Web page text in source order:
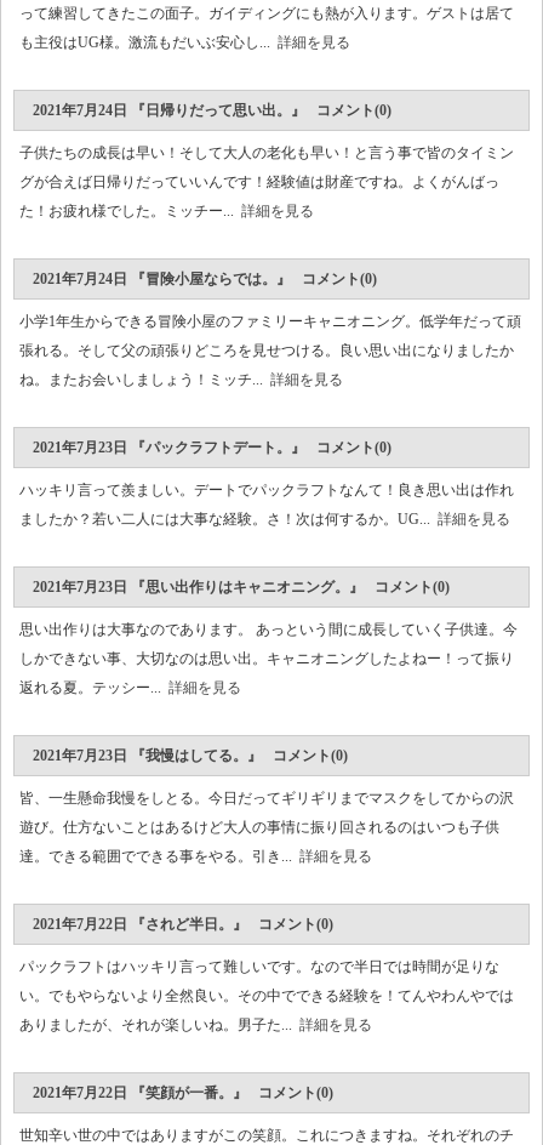
って練習してきたこの面子。ガイディングにも熱が入ります。ゲストは居て
も主役はUG様。激流もだいぶ安心し... 詳細を見る
2021年7月24日 『日帰りだって思い出。』 コメント(0)
子供たちの成長は早い！そして大人の老化も早い！と言う事で皆のタイミン
グが合えば日帰りだっていいんです！経験値は財産ですね。よくがんばっ
た！お疲れ様でした。ミッチー... 詳細を見る
2021年7月24日 『冒険小屋ならでは。』 コメント(0)
小学1年生からできる冒険小屋のファミリーキャニオニング。低学年だって頑
張れる。そして父の頑張りどころを見せつける。良い思い出になりましたか
ね。またお会いしましょう！ミッチ... 詳細を見る
2021年7月23日 『パックラフトデート。』 コメント(0)
ハッキリ言って羨ましい。デートでパックラフトなんて！良き思い出は作れ
ましたか？若い二人には大事な経験。さ！次は何するか。UG... 詳細を見る
2021年7月23日 『思い出作りはキャニオニング。』 コメント(0)
思い出作りは大事なのであります。 あっという間に成長していく子供達。今
しかできない事、大切なのは思い出。キャニオニングしたよねー！って振り
返れる夏。テッシー... 詳細を見る
2021年7月23日 『我慢はしてる。』 コメント(0)
皆、一生懸命我慢をしとる。今日だってギリギリまでマスクをしてからの沢
遊び。仕方ないことはあるけど大人の事情に振り回されるのはいつも子供
達。できる範囲でできる事をやる。引き... 詳細を見る
2021年7月22日 『されど半日。』 コメント(0)
パックラフトはハッキリ言って難しいです。なので半日では時間が足りな
い。でもやらないより全然良い。その中でできる経験を！てんやわんやでは
ありましたが、それが楽しいね。男子た... 詳細を見る
2021年7月22日 『笑顔が一番。』 コメント(0)
世知辛い世の中ではありますがこの笑顔。これにつきますね。それぞれのチ